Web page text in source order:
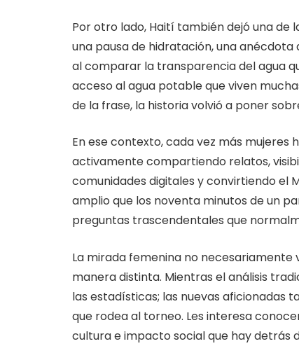
Por otro lado, Haití también dejó una
una pausa de hidratación, una anécdota
al comparar la transparencia del agua
acceso al agua potable que viven
de la frase, la historia volvió a poner
En ese contexto, cada vez más
activamente compartiendo relatos,
comunidades digitales y convirtiendo el
amplio que los noventa minutos de un
preguntas trascendentales que
La mirada femenina no necesariamente
manera distinta. Mientras el análisis
las estadísticas; las nuevas aficionadas
que rodea al torneo. Les interesa
cultura e impacto social que hay detrás